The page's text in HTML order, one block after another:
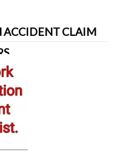
ACCIDENT CLAIM